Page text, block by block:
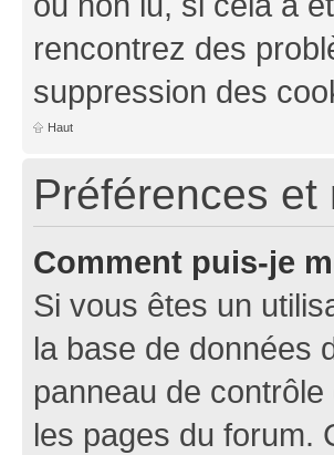
rencontrez des
suppression des
Haut
Préférences
Comment puis-je
Si vous êtes un
la base de données
panneau de
les pages du forum.